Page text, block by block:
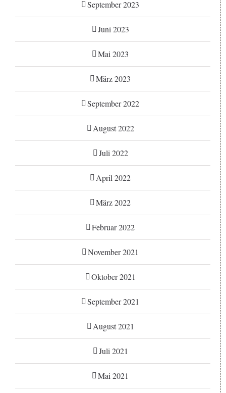
September 2023
Juni 2023
Mai 2023
März 2023
September 2022
August 2022
Juli 2022
April 2022
März 2022
Februar 2022
November 2021
Oktober 2021
September 2021
August 2021
Juli 2021
Mai 2021